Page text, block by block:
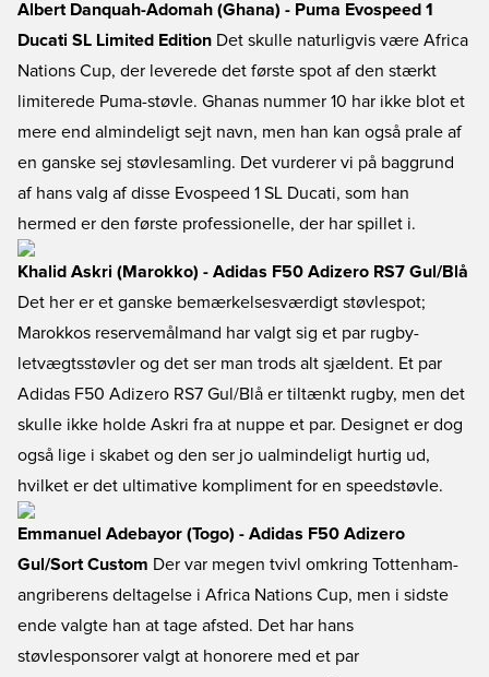
Albert Danquah-Adomah (Ghana) - Puma Evospeed 1
Ducati SL Limited Edition Det skulle naturligvis være Africa
Nations Cup, der leverede det første spot af den stærkt
limiterede Puma-støvle. Ghanas nummer 10 har ikke blot et
mere end almindeligt sejt navn, men han kan også prale af
en ganske sej støvlesamling. Det vurderer vi på baggrund
af hans valg af disse Evospeed 1 SL Ducati, som han
hermed er den første professionelle, der har spillet i.
Khalid Askri (Marokko) - Adidas F50 Adizero RS7 Gul/Blå
Det her er et ganske bemærkelsesværdigt støvlespot;
Marokkos reservemålmand har valgt sig et par rugby-
letvægtsstøvler og det ser man trods alt sjældent. Et par
Adidas F50 Adizero RS7 Gul/Blå er tiltænkt rugby, men det
skulle ikke holde Askri fra at nuppe et par. Designet er dog
også lige i skabet og den ser jo ualmindeligt hurtig ud,
hvilket er det ultimative kompliment for en speedstøvle.
Emmanuel Adebayor (Togo) - Adidas F50 Adizero
Gul/Sort Custom Der var megen tvivl omkring Tottenham-
angriberens deltagelse i Africa Nations Cup, men i sidste
ende valgte han at tage afsted. Det har hans
støvlesponsorer valgt at honorere med et par